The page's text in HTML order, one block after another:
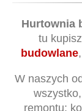
Hurtownia
tu
budowlane
W naszych
remontu: